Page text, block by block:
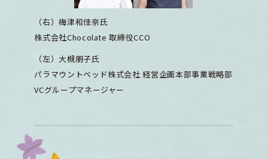
（右）梅津和佳奈氏
株式会社Chocolate 取締役CCO
（左）大槻朋子氏
パラマウントベッド株式会社 経営企画本部事業戦略部
VCグループマネージャー